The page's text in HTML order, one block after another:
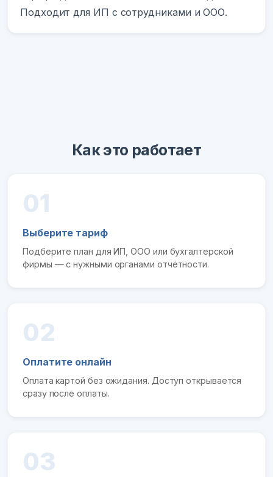
Подходит для ИП с сотрудниками и ООО.
Как это работает
01
Выберите тариф
Подберите план для ИП, ООО или бухгалтерской
фирмы — с нужными органами отчётности.
02
Оплатите онлайн
Оплата картой без ожидания. Доступ открывается
сразу после оплаты.
03